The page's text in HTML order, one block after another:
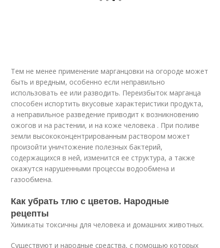
Тем не менее применение марганцовки на огороде может
быть и вредным, особенно если неправильно
использовать ее или разводить. Переизбыток марганца
способен испортить вкусовые характеристики продукта,
а неправильное разведение приводит к возникновению
ожогов и на растении, и на коже человека . При поливе
земли высококонцентрированным раствором может
произойти уничтожение полезных бактерий,
содержащихся в ней, изменится ее структура, а также
окажутся нарушенными процессы водообмена и
газообмена.
Как убрать тлю с цветов. Народные
рецепты
Химикаты токсичны для человека и домашних животных.
Существуют и народные средства, с помощью которых